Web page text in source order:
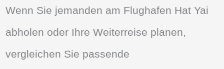
Wenn Sie jemanden am Flughafen Hat Yai
abholen oder Ihre Weiterreise planen,
vergleichen Sie passende